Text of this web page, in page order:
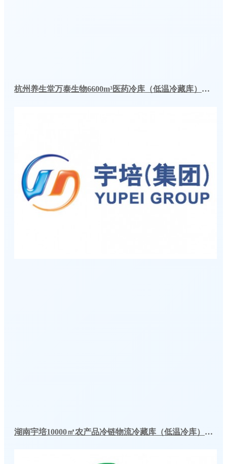
杭州养生堂万泰生物6600m³医药冷库（低温冷藏库）工程案例
湖南宇培10000㎡农产品冷链物流冷藏库（低温冷库）工程案例